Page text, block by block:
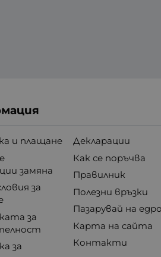
и плащане
замяна
за
за
за
Декларации
Как се поръчва
Правилник
Полезни връзки
Пазарувай на едро
Карта на сайта
Контакти